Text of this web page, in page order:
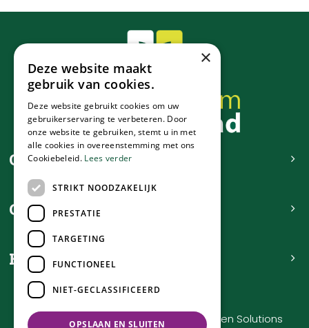
Contact
Openingstijden
Handig
Tuincentrum de Nieuwstad © 2023
Green Solutions
×
Deze website maakt
gebruik van cookies.
Deze website gebruikt cookies om uw
gebruikerservaring te verbeteren. Door
onze website te gebruiken, stemt u in met
alle cookies in overeenstemming met ons
Cookiebeleid. Lees verder
STRIKT NOODZAKELIJK
PRESTATIE
TARGETING
FUNCTIONEEL
NIET-GECLASSIFICEERD
OPSLAAN EN SLUITEN